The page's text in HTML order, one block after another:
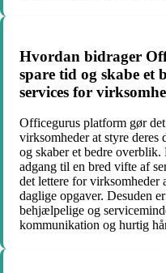
Hvordan bidrager
spare tid og skabe et
services for
Officegurus platform gør
virksomheder at styre deres
og skaber et bedre
adgang til en bred vifte af
det lettere for virksomheder
daglige opgaver. Desuden
behjælpelige og
kommunikation og hurtig